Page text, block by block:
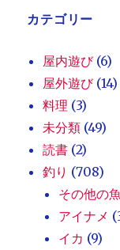
カテゴリー
屋内遊び(6)
屋外遊び(14)
料理 (3)
未分類 (49)
読書 (2)
釣り (708)
その他の魚
アイナメ
イカ (9)